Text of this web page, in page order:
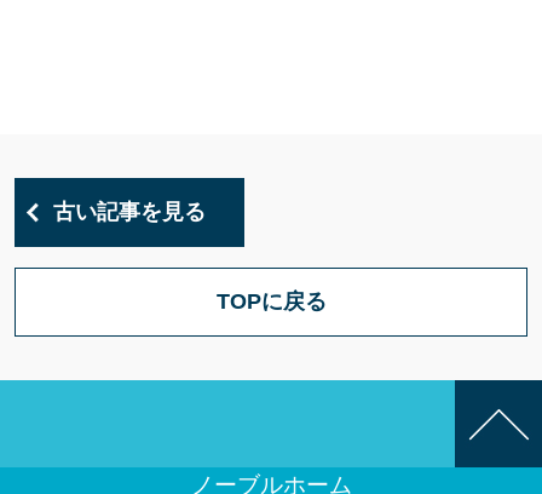
古い記事を見る
TOPに戻る
ノーブルホーム